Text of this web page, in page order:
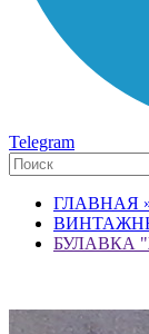
Telegram
ГЛАВНАЯ
БУЛАВКА